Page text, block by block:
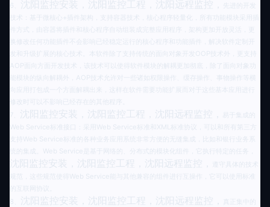
沈阳监控安装，沈阳监控工程，沈阳远程监控，
技术：基于微核心+插件架构，支持容器技术，核心程序轻量化，所有功能模块采用插
件方式，由容器将插件和核心程序自动组装成完整应用程序，架构更加开放灵活，更
换修改任何功能插件不会影响已经稳定运行的核心程序和功能插件，解决软件定制开
发和升级扩展的核心技术。本软件除了支持传统的面向对象开发OOP技术外，更支持
AOP面向方面开发技术，该技术可以使得软件模块的解耦更加彻底，除了面向对象功
能模块的纵向解耦外，AOP技术允许对一些诸如权限操作、缓存操作、事物操作等横
向应用打包成一个方面解耦出来，这样在软件需要功能扩展而对于这些基本应用进行
修改时可以不影响已经存在的其他程序。
沈阳监控安装，沈阳监控工程，沈阳远程监控，
易于集成的
Web Service标准接口：采用Web Service标准和XML标准协议，可以和所有第三方
支持Web Service标准的各种业务应用系统非常方便的无缝集成，比如和银行业务系
统的集成。Web Service是基于网络的、分布式的模块化组件，它执行特定的任务，
沈阳监控安装，沈阳监控工程，沈阳远程监控，
规范，这些规范使得Web Service能与其他兼容的组件进行互操作，它可以使用标准
沈阳监控安装，沈阳监控工程，沈阳远程监控，